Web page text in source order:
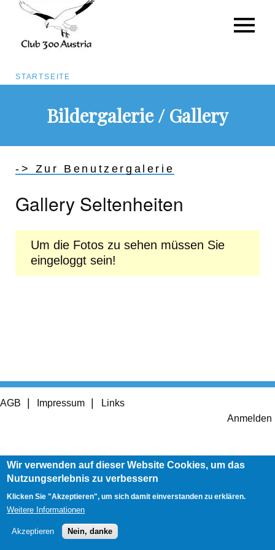
Inhalt
Pfadnavigation
STARTSEITE
Bildergalerie / Gallery
-> Zur Benutzergalerie
Gallery Seltenheiten
Um die Fotos zu sehen müssen Sie
eingeloggt sein!
Footer
AGB Impressum Links
Anmelden
Wir verwenden auf dieser Website Cookies, um das
Nutzungserlebnis zu verbessern
Klicken Sie "Akzeptieren", um sich damit einverstanden zu erklären.
Weitere Informationen
Akzeptieren Nein, danke